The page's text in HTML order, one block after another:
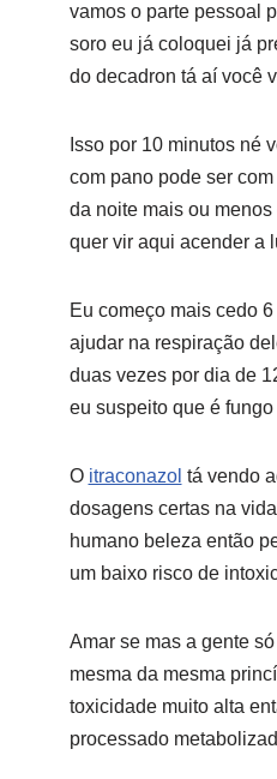
vamos o parte pessoal
soro eu já coloquei já
do decadron tá aí você
Isso por 10 minutos né
com pano pode ser
da noite mais ou
quer vir aqui acender a
Eu começo mais cedo
ajudar na respiração
duas vezes por dia de
eu suspeito que é
O itraconazol tá vendo
dosagens certas na
humano beleza então
um baixo risco de
Amar se mas a gente
mesma da mesma
toxicidade muito alta
processado